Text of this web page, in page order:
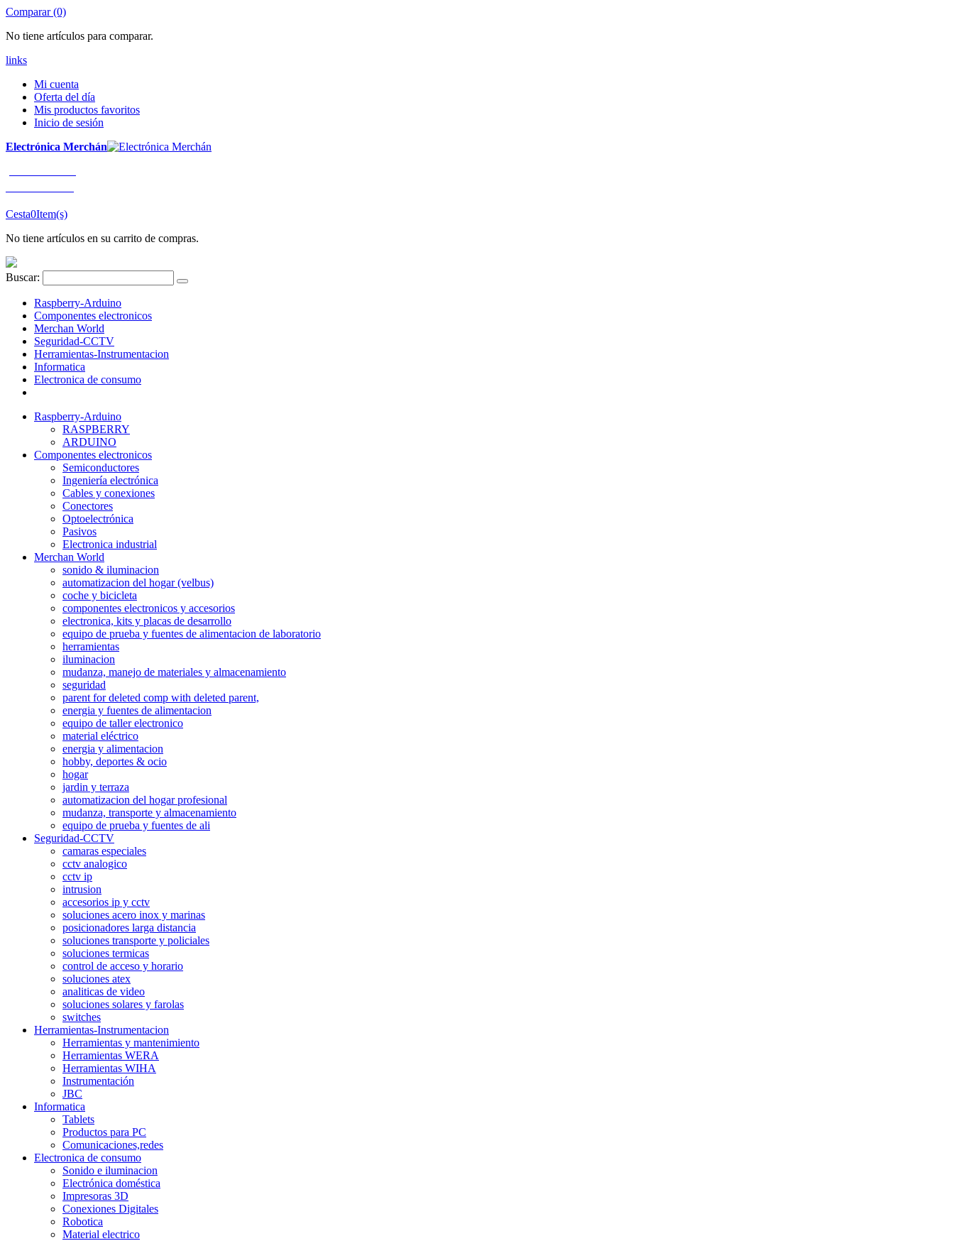
Comparar (0)
No tiene artículos para comparar.
links
Mi cuenta
Oferta del día
Mis productos favoritos
Inicio de sesión
Electrónica Merchán
Cesta0Item(s)
No tiene artículos en su carrito de compras.
Buscar:
Raspberry-Arduino
Componentes electronicos
Merchan World
Seguridad-CCTV
Herramientas-Instrumentacion
Informatica
Electronica de consumo
Raspberry-Arduino
RASPBERRY
ARDUINO
Componentes electronicos
Semiconductores
Ingeniería electrónica
Cables y conexiones
Conectores
Optoelectrónica
Pasivos
Electronica industrial
Merchan World
sonido & iluminacion
automatizacion del hogar (velbus)
coche y bicicleta
componentes electronicos y accesorios
electronica, kits y placas de desarrollo
equipo de prueba y fuentes de alimentacion de laboratorio
herramientas
iluminacion
mudanza, manejo de materiales y almacenamiento
seguridad
parent for deleted comp with deleted parent,
energia y fuentes de alimentacion
equipo de taller electronico
material eléctrico
energia y alimentacion
hobby, deportes & ocio
hogar
jardin y terraza
automatizacion del hogar profesional
mudanza, transporte y almacenamiento
equipo de prueba y fuentes de ali
Seguridad-CCTV
camaras especiales
cctv analogico
cctv ip
intrusion
accesorios ip y cctv
soluciones acero inox y marinas
posicionadores larga distancia
soluciones transporte y policiales
soluciones termicas
control de acceso y horario
soluciones atex
analiticas de video
soluciones solares y farolas
switches
Herramientas-Instrumentacion
Herramientas y mantenimiento
Herramientas WERA
Herramientas WIHA
Instrumentación
JBC
Informatica
Tablets
Productos para PC
Comunicaciones,redes
Electronica de consumo
Sonido e iluminacion
Electrónica doméstica
Impresoras 3D
Conexiones Digitales
Robotica
Material electrico